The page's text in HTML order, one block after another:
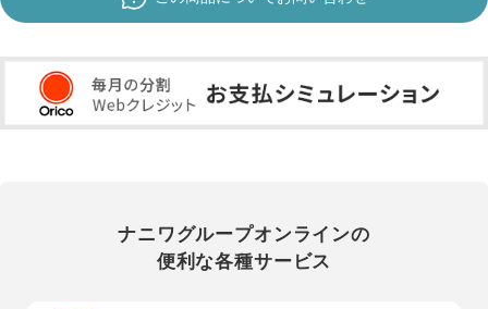
ナニワグループオンラインの
便利な各種サービス